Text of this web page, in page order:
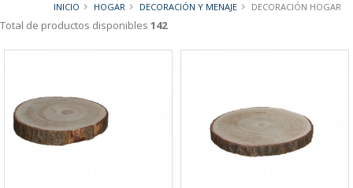
INICIO HOGAR DECORACIÓN Y MENAJE DECORACIÓN HOGAR
Total de productos disponibles 142